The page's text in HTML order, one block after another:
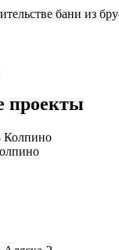
бани из
проекты